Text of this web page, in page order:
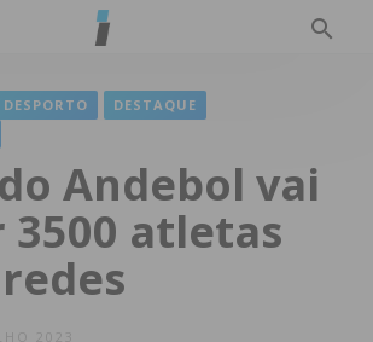
DESPORTO
DESTAQUE
Andebol vai
atletas